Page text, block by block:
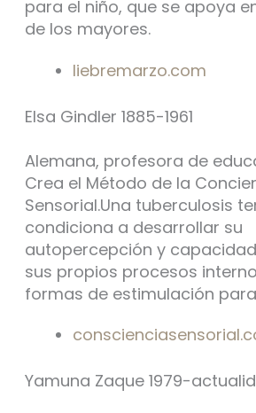
para el niño, que se apoya
de los mayores.
liebremarzo.com
Elsa Gindler 1885-1961
Alemana, profesora de
Crea el Método de la
Sensorial.Una tuberculosis
condiciona a desarrollar su
autopercepción y capacidad
sus propios procesos
formas de estimulación
Yamuna Zaque 1979-